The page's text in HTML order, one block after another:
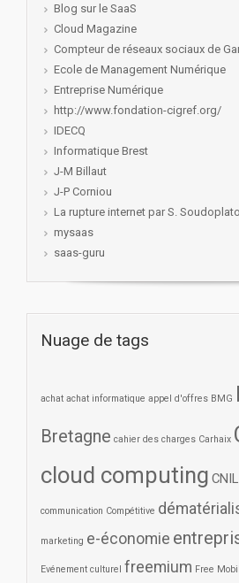
Blog sur le SaaS
Cloud Magazine
Compteur de réseaux sociaux de
Ecole de Management Numérique
Entreprise Numérique
http://www.fondation-cigref.org/
IDECQ
Informatique Brest
J-M Billaut
J-P Corniou
La rupture internet par S.
mysaas
saas-guru
Nuage de tags
achat achat informatique appel d'offres BMG
Bretagne cahier des charges Carhaix
cloud computing CNIL
communication Compétitive
marketing e-économie
Evénement culturel freemium Free